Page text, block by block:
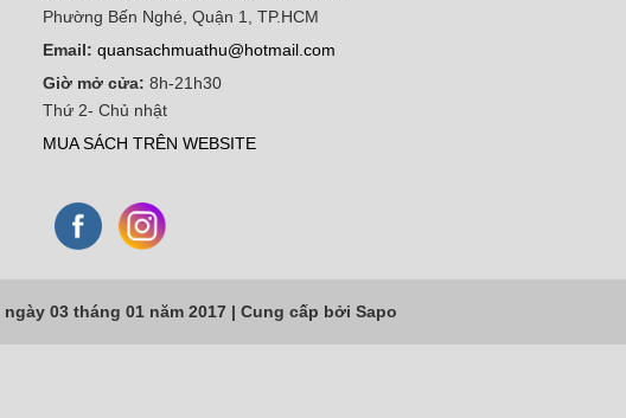
Phường Bến Nghé, Quận 1, TP.HCM
Email: quansachmuathu@hotmail.com
Giờ mở cửa: 8h-21h30
Thứ 2- Chủ nhật
MUA SÁCH TRÊN WEBSITE
03 tháng 01 năm 2017 | Cung cấp bởi Sapo